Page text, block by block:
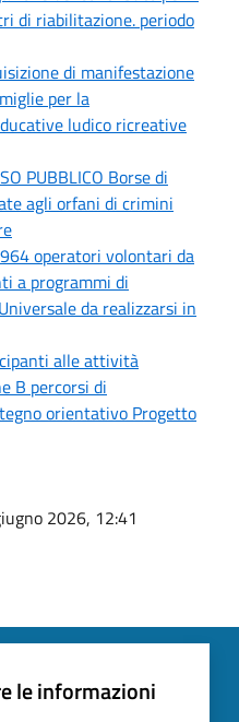
di riabilitazione. periodo
di manifestazione
per la
ludico ricreative
PUBBLICO Borse di
agli orfani di crimini
operatori volontari da
a programmi di
da realizzarsi in
alle attività
B percorsi di
orientativo Progetto
2026, 12:41
le informazioni